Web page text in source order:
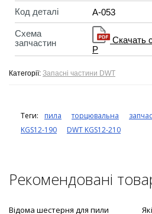
Код деталі
A-053
Схема
запчастин
Скачать
P
Категорії: Запасні частини DWT
Теги: пила торцювальна
KGS12-190
DWT KGS12-210
Рекомендовані
Відома шестерня для пили